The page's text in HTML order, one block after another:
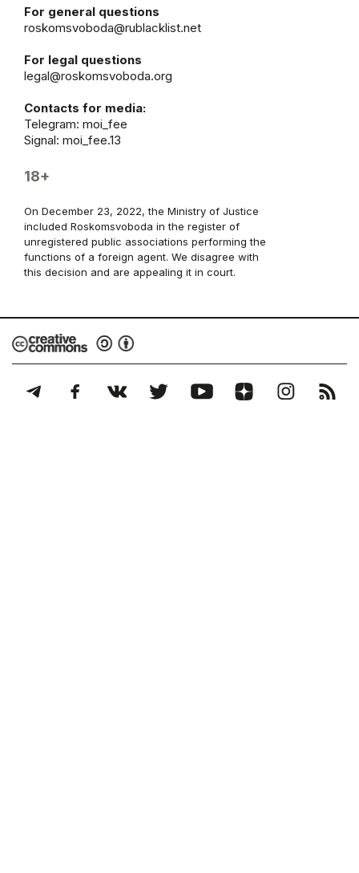
For general questions
roskomsvoboda@rublacklist.net
For legal questions
legal@roskomsvoboda.org
Contacts for media:
Telegram: moi_fee
Signal: moi_fee.13
18+
On December 23, 2022, the Ministry of Justice
included Roskomsvoboda in the register of
unregistered public associations performing the
functions of a foreign agent. We disagree with
this decision and are appealing it in court.